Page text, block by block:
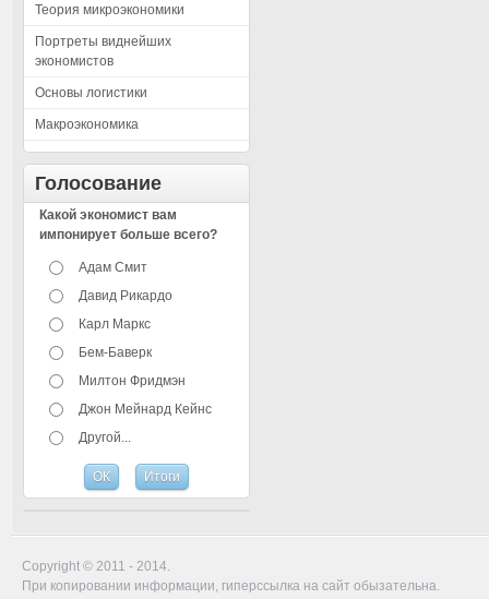
Теория микроэкономики
Портреты виднейших
экономистов
Основы логистики
Макроэкономика
Голосование
Какой экономист вам
импонирует больше всего?
Адам Смит
Давид Рикардо
Карл Маркс
Бем-Баверк
Милтон Фридмэн
Джон Мейнард Кейнс
Другой...
Copyright © 2011 - 2014.
При копировании информации, гиперссылка на сайт обызательна.